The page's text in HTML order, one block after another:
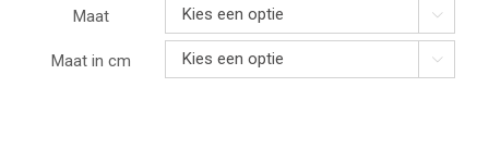
Maat 
Maat in cm 